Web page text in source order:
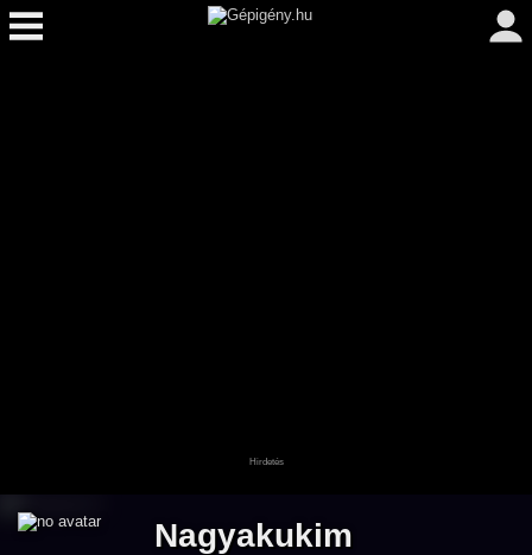
Nagyakukim